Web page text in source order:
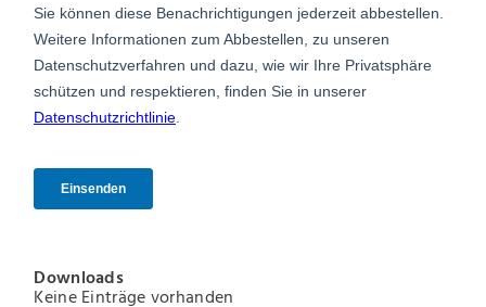
Downloads
Keine Einträge vorhanden